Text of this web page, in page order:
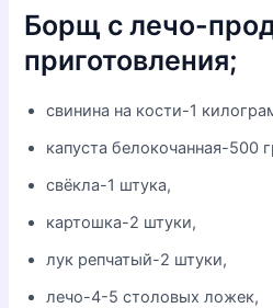
Борщ с лечо-
приготовления;
свинина на кости-1
капуста белокочанная-500
свёкла-1 штука,
картошка-2 штуки,
лук репчатый-2 штуки,
лечо-4-5 столовых ложек,